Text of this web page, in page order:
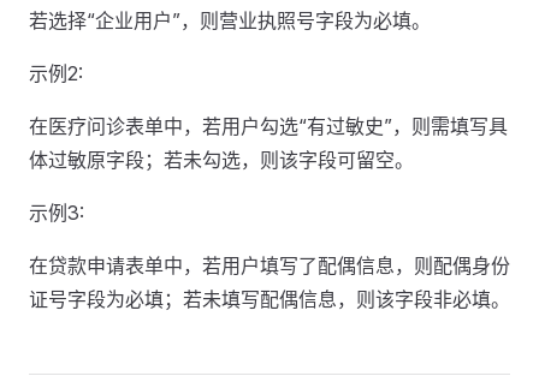
若选择“企业用户”，则营业执照号字段为必填。
示例2:
在医疗问诊表单中，若用户勾选“有过敏史”，则需填写具
体过敏原字段；若未勾选，则该字段可留空。
示例3:
在贷款申请表单中，若用户填写了配偶信息，则配偶身份
证号字段为必填；若未填写配偶信息，则该字段非必填。